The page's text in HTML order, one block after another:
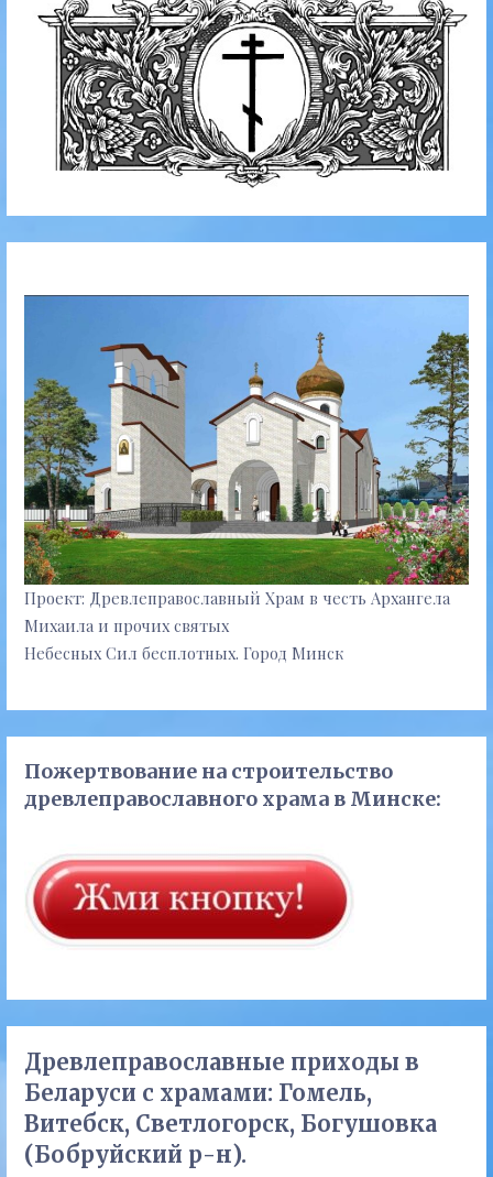
Проект: Древлеправославный Храм в честь Архангела
Михаила и прочих святых
Небесных Сил бесплотных. Город Минск
Пожертвование на строительство
древлеправославного храма в Минске:
Древлеправославные приходы в
Беларуси с храмами: Гомель,
Витебск, Светлогорск, Богушовка
(Бобруйский р-н).